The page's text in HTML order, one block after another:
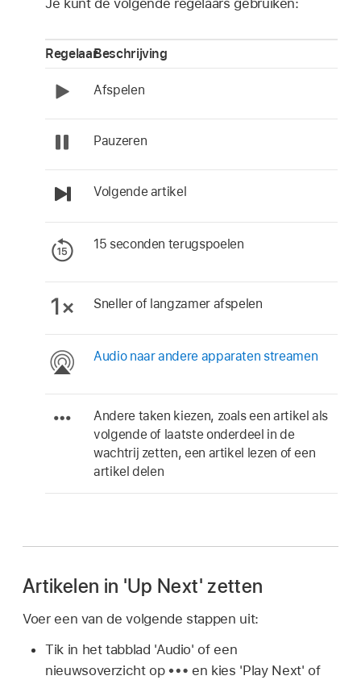
Je kunt de volgende regelaars gebruiken:
RegelaarBeschrijving
Afspelen
Pauzeren
Volgende artikel
15 seconden terugspoelen
Sneller of langzamer afspelen
Audio naar andere apparaten streamen
Andere taken kiezen, zoals een artikel als
volgende of laatste onderdeel in de
wachtrij zetten, een artikel lezen of een
artikel delen
Artikelen in 'Up Next' zetten
Voer een van de volgende stappen uit:
Tik in het tabblad 'Audio' of een
nieuwsoverzicht op
en kies 'Play Next' of